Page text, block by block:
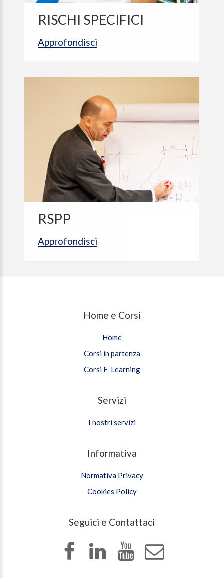
RISCHI SPECIFICI
Approfondisci
RSPP
Approfondisci
Home e Corsi
Home
Corsi in partenza
Corsi E-Learning
Servizi
I nostri servizi
Informativa
Normativa Privacy
Cookies Policy
Seguici e Contattaci